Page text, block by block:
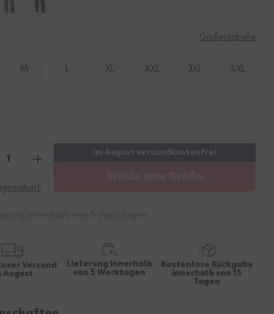
Größentabelle
M L XL XXL 3XL 4XL
innerhalb von 5 Werktagen
Versand
August
Lieferung innerhalb
von 5 Werktagen
Kostenlose Rückgabe
innerhalb von 15
Tagen